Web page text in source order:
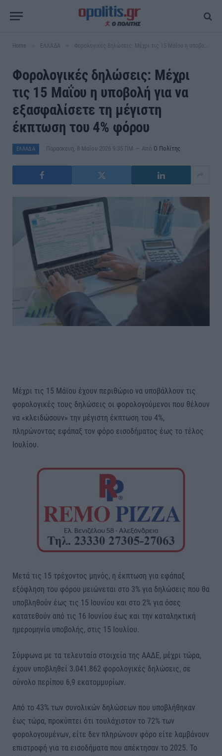
Home ΕΛΛΑΔΑ Φορολογικές δηλώσεις: Μέχρι τις 15 Μαΐου η υποβολή για να εξασφαλίσετε τη μέγιστη έκπτωση του 4% φόρου
Φορολογικές δηλώσεις: Μέχρι
τις 15 Μαΐου η υποβολή για να
εξασφαλίσετε τη μέγιστη
έκπτωση του 4% φόρου
ΕΛΛΑΔΑ Παρασκευή, 8 Μαΐου 2026 9:35 ΠΜ Από Ο Πολίτης
Μέχρι τις 15 Μάϊου έχουν περιθώριο να υποβάλλουν τις
φορολογικές τους δηλώσεις οι φορολογούμενοι που θέλουν
να «κλειδώσουν» την μέγιστη έκπτωση του 4%,
πληρώνοντας εφάπαξ τον φόρο εισοδήματος έως το τέλος
Ιουλίου.
Μετά τις 15 τρέχοντος μηνός, η έκπτωση για εφάπαξ
εξόφληση του φόρου μειώνεται στο 3% για δηλώσεις που θα
υποβληθούν έως τις 15 Ιουνίου και στο 2% για όσες
κατατεθούν από τις 16 Ιουνίου έως και την καταληκτική
ημερομηνία υποβολής, στις 15 Ιουλίου.
Σύμφωνα με τα τελευταία στοιχεία της ΑΑΔΕ, μέχρι τώρα,
έχουν υποβληθεί 3.041.862 φορολογικές δηλώσεις, σε
σύνολο περίπου 6,9 εκατομμυρίων.
Από το 43% των συνολικών δηλώσεων που υποβλήθηκαν
έως τώρα, προκύπτει ότι τουλάχιστον το 72% των
φορολογουμένων, είτε δεν πληρώνουν φόρο είτε λαμβάνουν
επιστροφή για τα εισοδήματα που απέκτησαν το 2025. Το